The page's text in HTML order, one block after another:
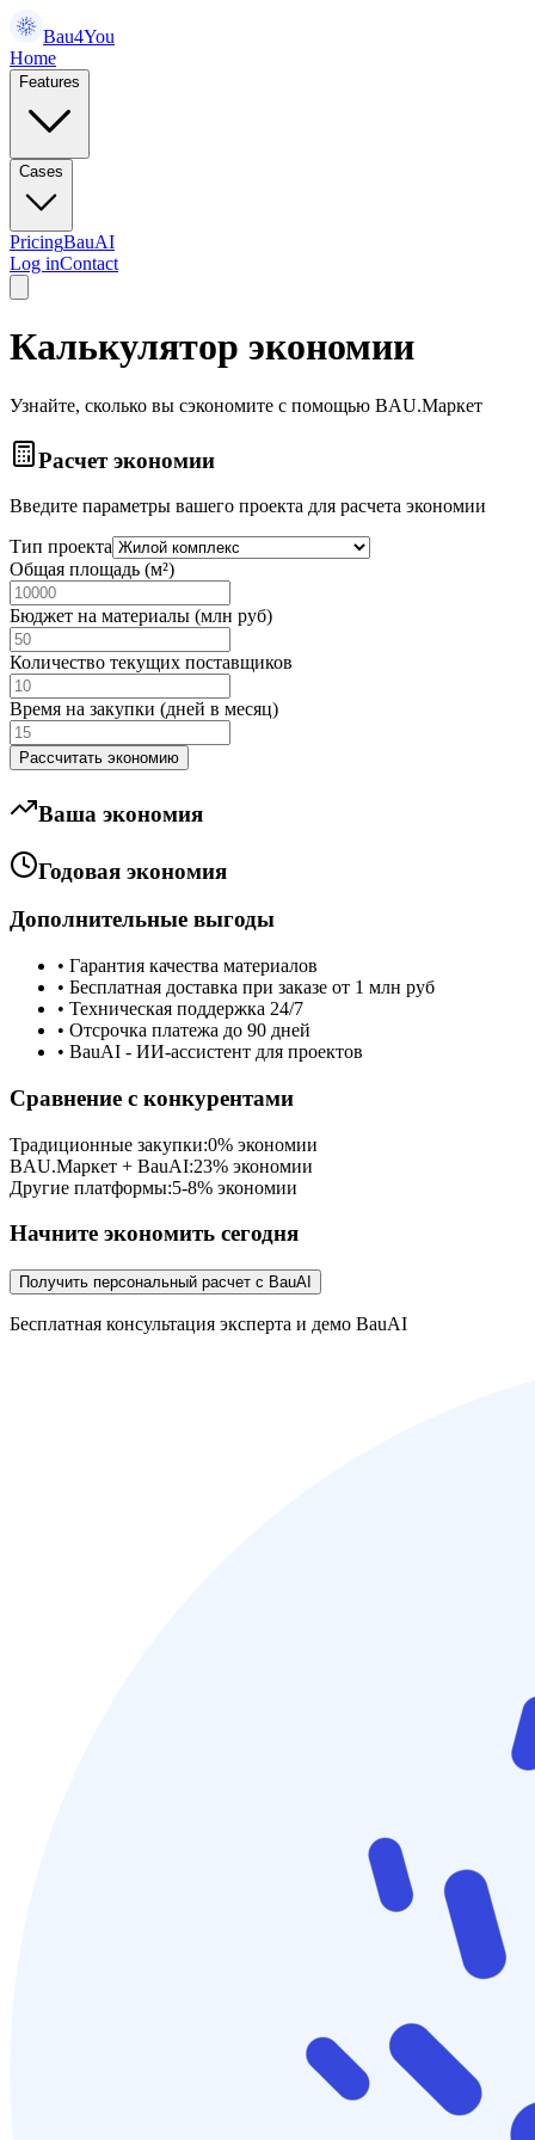
Bau4You
Home
Features
Cases
PricingBauAI
Log inContact
Калькулятор экономии
Узнайте, сколько вы сэкономите с помощью BAU.Маркет
Расчет экономии
Введите параметры вашего проекта для расчета экономии
Тип проекта
Общая площадь (м²)
Бюджет на материалы (млн руб)
Количество текущих поставщиков
Время на закупки (дней в месяц)
Рассчитать экономию
Ваша экономия
Годовая экономия
Дополнительные выгоды
• Гарантия качества материалов
• Бесплатная доставка при заказе от 1 млн руб
• Техническая поддержка 24/7
• Отсрочка платежа до 90 дней
• BauAI - ИИ-ассистент для проектов
Сравнение с конкурентами
Традиционные закупки:0% экономии
BAU.Маркет + BauAI:23% экономии
Другие платформы:5-8% экономии
Начните экономить сегодня
Получить персональный расчет с BauAI
Бесплатная консультация эксперта и демо BauAI